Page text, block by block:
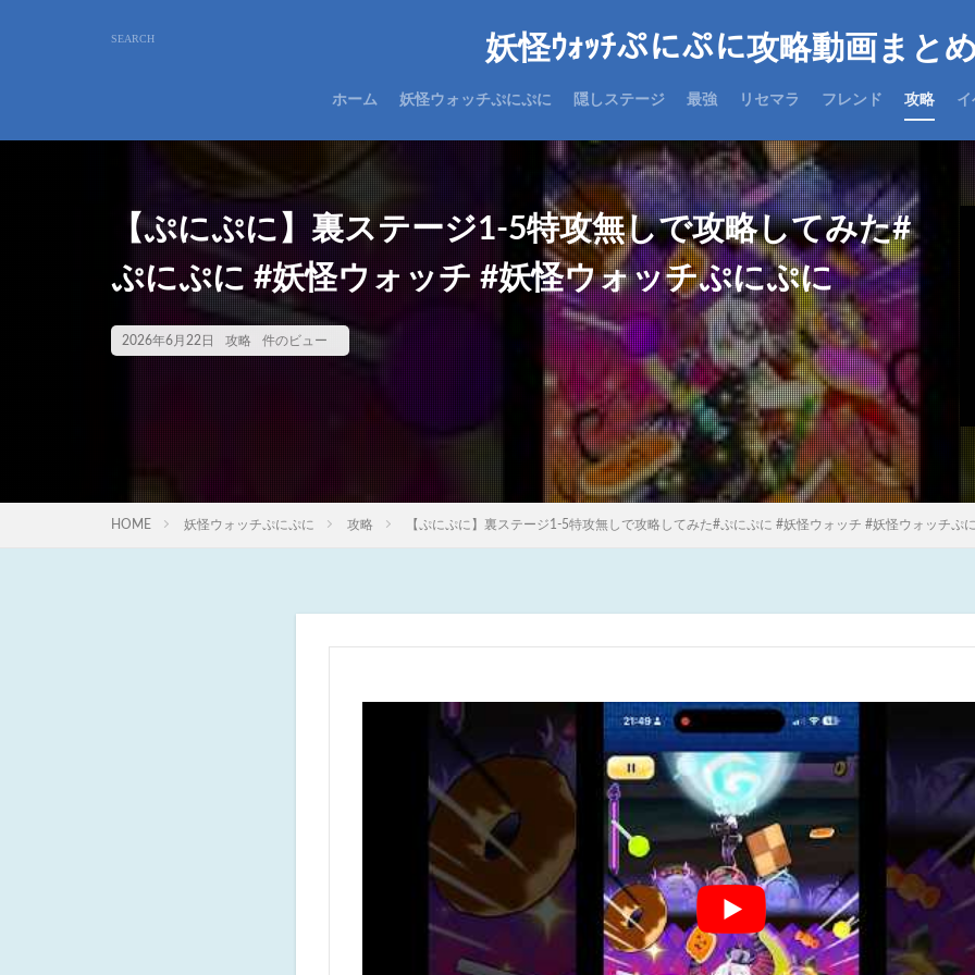
妖怪ｳｫｯﾁぷにぷに攻略動画まと
ホーム 妖怪ウォッチぷにぷに 隠しステージ 最強 リセマラ フレンド 攻略 イ
【ぷにぷに】裏ステージ1-5特攻無しで攻略してみた#
ぷにぷに #妖怪ウォッチ #妖怪ウォッチぷにぷに
2026年6月22日 攻略 件のビュー
HOME 妖怪ウォッチぷにぷに 攻略 【ぷにぷに】裏ステージ1-5特攻無しで攻略してみた#ぷにぷに #妖怪ウォッチ #妖怪ウォッチぷ